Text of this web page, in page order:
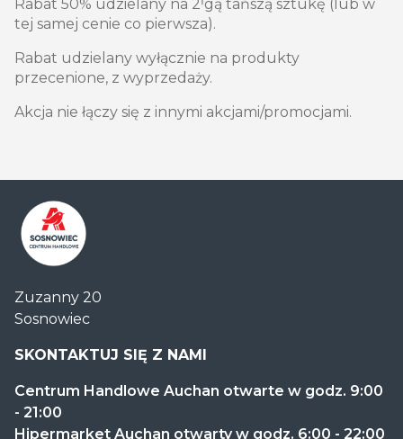
Rabat 50% udzielany na 2ꞌgą tańszą sztukę (lub w
tej samej cenie co pierwsza).
Rabat udzielany wyłącznie na produkty
przecenione, z wyprzedaży.
Akcja nie łączy się z innymi akcjami/promocjami.
Handlowe
Auchan
Sosnowiec
Zuzanny 20
Sosnowiec
SKONTAKTUJ SIĘ Z NAMI
Centrum Handlowe Auchan otwarte w godz. 9:00
- 21:00
Hipermarket Auchan otwarty w godz. 6:00 - 22:00